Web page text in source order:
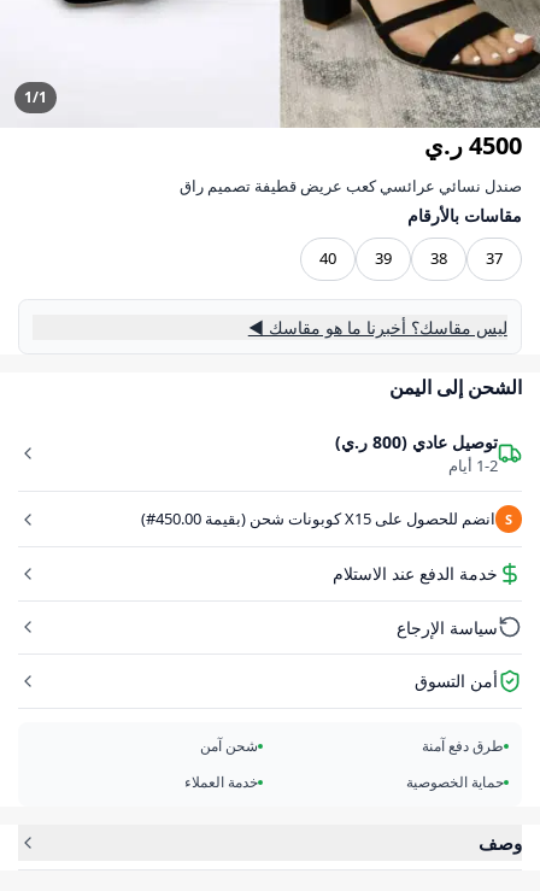
1/1
4500 ر.ي
صندل نسائي عرائسي كعب عريض قطيفة تصميم راق
مقاسات بالأرقام
37
38
39
40
ليس مقاسك؟ أخبرنا ما هو مقاسك ◀
الشحن إلى اليمن
توصيل عادي (800 ر.ي)
1-2 أيام
S انضم للحصول على X15 كوبونات شحن (بقيمة 450.00#)
خدمة الدفع عند الاستلام
سياسة الإرجاع
أمن التسوق
طرق دفع آمنة
شحن آمن
حماية الخصوصية
خدمة العملاء
وصف